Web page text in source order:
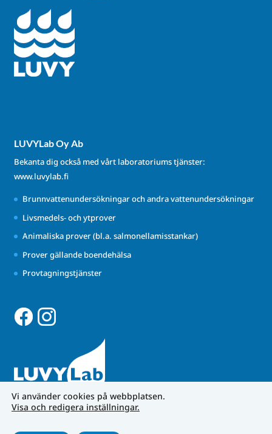
LUVYLab Oy Ab
Bekanta dig också med vårt laboratoriums tjänster:
www.luvylab.fi
Brunnvattenundersökningar och andra vattenundersökningar
Livsmedels- och ytprover
Animaliska prover (bl.a. salmonellamisstankar)
Prover gällande boendehälsa
Provtagningstjänster
Vi använder cookies på webbplatsen.
Visa och redigera inställningar.